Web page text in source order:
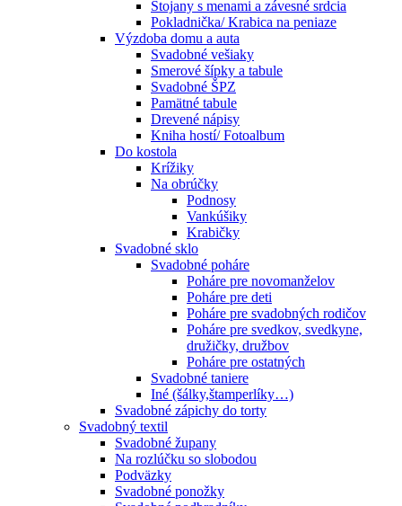
Stojany s menami a závesné srdcia
Pokladnička/ Krabica na peniaze
Výzdoba domu a auta
Svadobné vešiaky
Smerové šípky a tabule
Svadobné ŠPZ
Pamätné tabule
Drevené nápisy
Kniha hostí/ Fotoalbum
Do kostola
Krížiky
Na obrúčky
Podnosy
Vankúšiky
Krabičky
Svadobné sklo
Svadobné poháre
Poháre pre novomanželov
Poháre pre deti
Poháre pre svadobných rodičov
Poháre pre svedkov, svedkyne,
družičky, družbov
Poháre pre ostatných
Svadobné taniere
Iné (šálky,štamperlíky…)
Svadobné zápichy do torty
Svadobný textil
Svadobné župany
Na rozlúčku so slobodou
Podväzky
Svadobné ponožky